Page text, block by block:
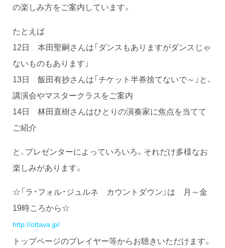
の楽しみ方をご案内しています。
たとえば
12日 本田聖嗣さんは「ダンスもありますがダンスじゃ
ないものもあります」
13日 飯田有抄さんは「チケット半券捨てないで～」と、
講演会やマスタークラスをご案内
14日 林田直樹さんはひとりの演奏家に焦点を当てて
ご紹介
と、プレゼンターによっていろいろ。それだけ多様なお
楽しみがあります。
☆「ラ・フォル・ジュルネ カウントダウン」は 月～金
19時ころから☆
http://ottava.jp/
トップページのプレイヤー等からお聴きいただけます。